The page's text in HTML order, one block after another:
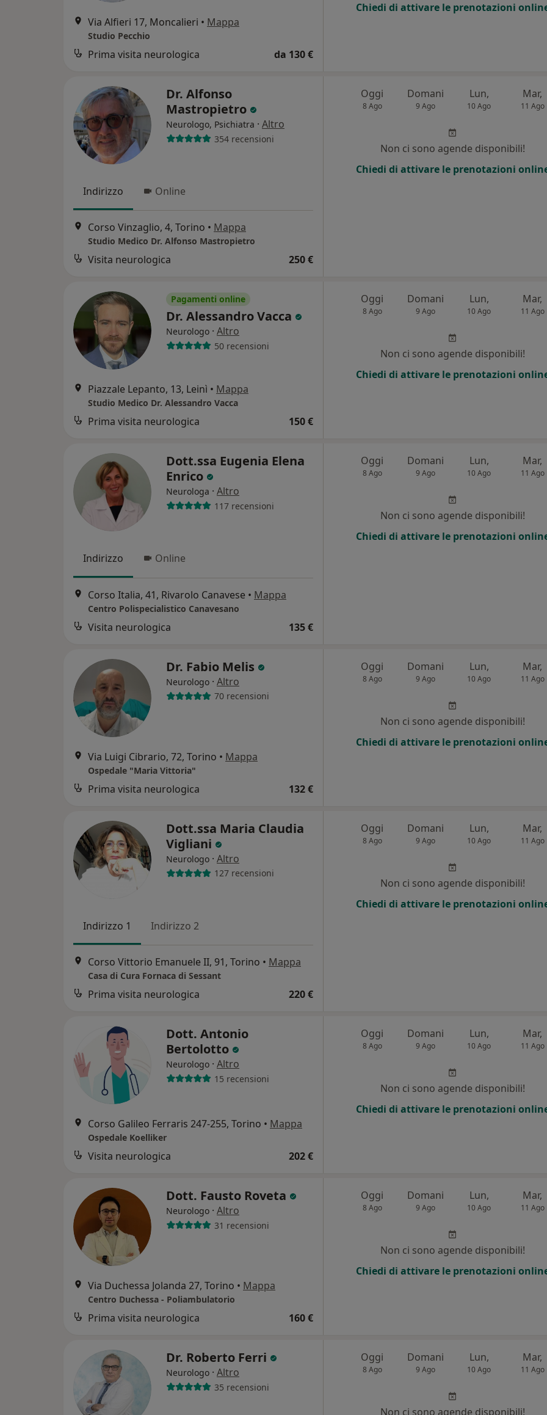
Via Alfieri 17, Moncalieri • Mappa
Studio Pecchio
Prima visita neurologica da 130 €
Chiedi di attivare le prenotazioni
Dr. Alfonso
Mastropietro
Neurologo, Psichiatra · Altro
354 recensioni
Indirizzo Online
Corso Vinzaglio, 4, Torino • Mappa
Studio Medico Dr. Alfonso Mastropietro
Visita neurologica 250 €
Oggi
8 Ago
Domani
9 Ago
Lun,
10 Ago
Mar,
11 Ago
Non ci sono agende disponibili!
Chiedi di attivare le prenotazioni
Pagamenti online
Dr. Alessandro Vacca
Neurologo · Altro
50 recensioni
Piazzale Lepanto, 13, Leinì • Mappa
Studio Medico Dr. Alessandro Vacca
Prima visita neurologica 150 €
Oggi
8 Ago
Domani
9 Ago
Lun,
10 Ago
Mar,
11 Ago
Non ci sono agende disponibili!
Chiedi di attivare le prenotazioni
Dott.ssa Eugenia Elena
Enrico
Neurologa · Altro
117 recensioni
Indirizzo Online
Corso Italia, 41, Rivarolo Canavese • Mappa
Centro Polispecialistico Canavesano
Visita neurologica 135 €
Oggi
8 Ago
Domani
9 Ago
Lun,
10 Ago
Mar,
11 Ago
Non ci sono agende disponibili!
Chiedi di attivare le prenotazioni
Dr. Fabio Melis
Neurologo · Altro
70 recensioni
Via Luigi Cibrario, 72, Torino • Mappa
Ospedale "Maria Vittoria"
Prima visita neurologica 132 €
Oggi
8 Ago
Domani
9 Ago
Lun,
10 Ago
Mar,
11 Ago
Non ci sono agende disponibili!
Chiedi di attivare le prenotazioni
Dott.ssa Maria Claudia
Vigliani
Neurologo · Altro
127 recensioni
Indirizzo 1 Indirizzo 2
Corso Vittorio Emanuele II, 91, Torino • Mappa
Casa di Cura Fornaca di Sessant
Prima visita neurologica 220 €
Oggi
8 Ago
Domani
9 Ago
Lun,
10 Ago
Mar,
11 Ago
Non ci sono agende disponibili!
Chiedi di attivare le prenotazioni
Dott. Antonio
Bertolotto
Neurologo · Altro
15 recensioni
Corso Galileo Ferraris 247-255, Torino • Mappa
Ospedale Koelliker
Visita neurologica 202 €
Oggi
8 Ago
Domani
9 Ago
Lun,
10 Ago
Mar,
11 Ago
Non ci sono agende disponibili!
Chiedi di attivare le prenotazioni
Dott. Fausto Roveta
Neurologo · Altro
31 recensioni
Via Duchessa Jolanda 27, Torino • Mappa
Centro Duchessa - Poliambulatorio
Prima visita neurologica 160 €
Oggi
8 Ago
Domani
9 Ago
Lun,
10 Ago
Mar,
11 Ago
Non ci sono agende disponibili!
Chiedi di attivare le prenotazioni
Dr. Roberto Ferri
Neurologo · Altro
35 recensioni
Oggi
8 Ago
Domani
9 Ago
Lun,
10 Ago
Mar,
11 Ago
Non ci sono agende disponibili!